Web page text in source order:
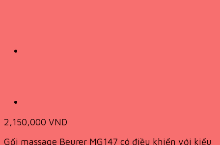
2,150,000 VND
Gối massage Beurer MG147 có điều khiển với kiểu